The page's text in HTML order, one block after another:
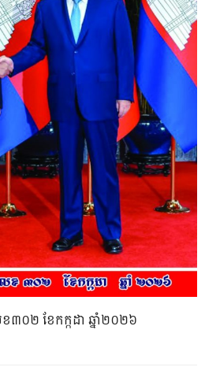
៣០២ ខែកក្កដា ឆ្នាំ២០២៦